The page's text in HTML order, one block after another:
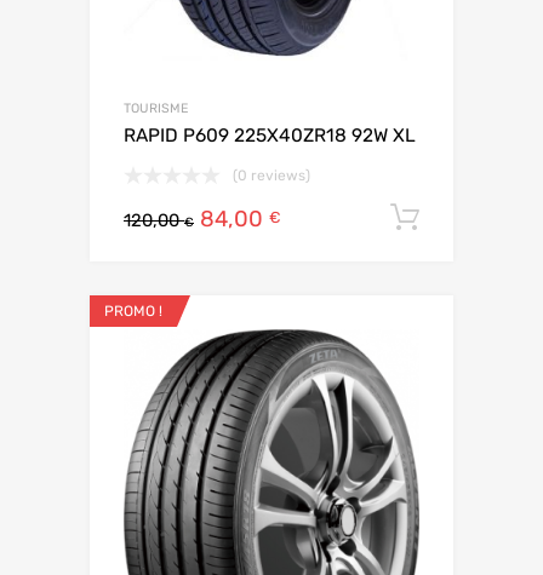
TOURISME
RAPID P609 225X40ZR18 92W XL
(0 reviews)
120,00€ 84,00 €
PROMO !